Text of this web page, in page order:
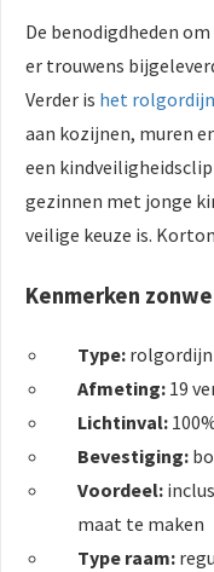
De benodigdheden
er trouwens
Verder is het rolgordijn
aan kozijnen, muren
een
gezinnen met jonge
veilige keuze is.
Kenmerken
Type: rolgordijn
Afmeting: 19
Lichtinval:
Bevestiging:
Voordeel:
maat te maken
Type raam: